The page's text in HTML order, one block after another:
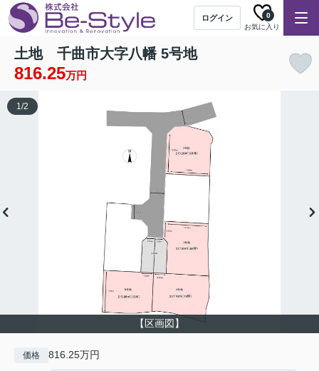
ログイン
お気に入り
0
土地 千曲市大字八幡 5号地
816.25万円
【区画図】
1/2
価格 816.25万円